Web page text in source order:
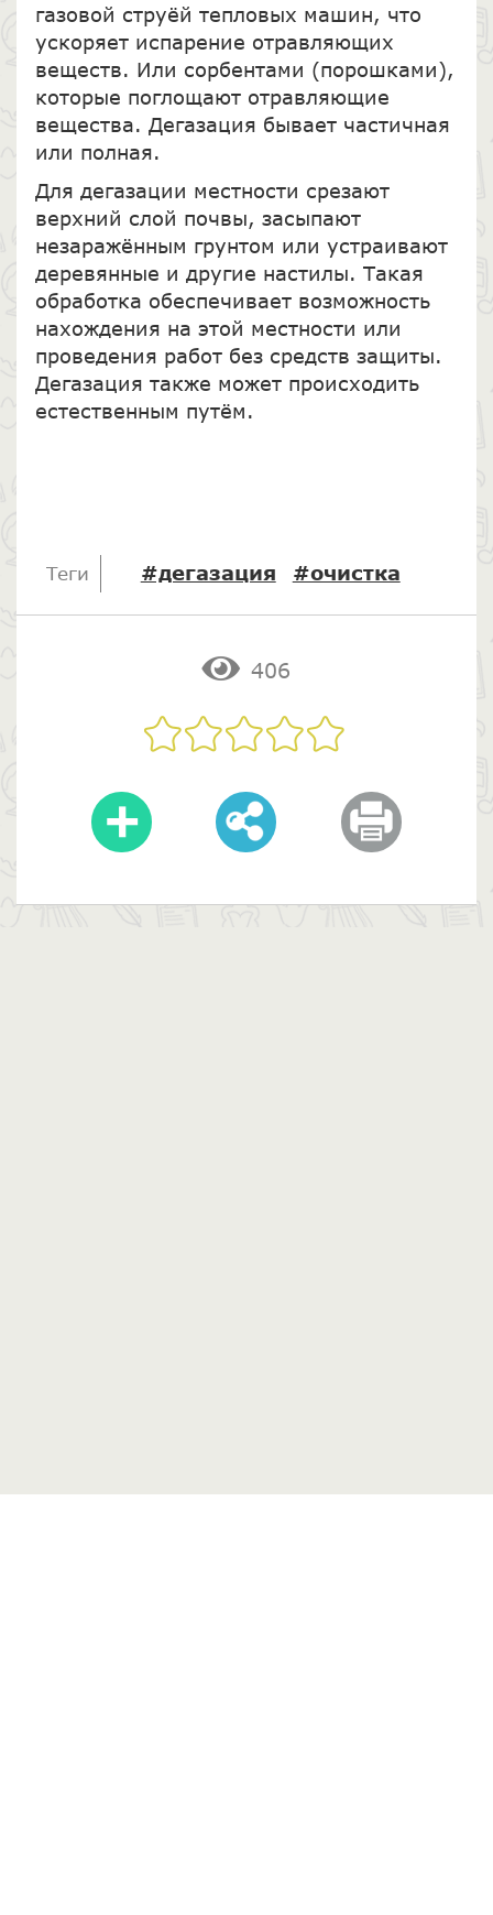
газовой струёй тепловых машин, что
ускоряет испарение отравляющих
веществ. Или сорбентами (порошками),
которые поглощают отравляющие
вещества. Дегазация бывает частичная
или полная.
Для дегазации местности срезают
верхний слой почвы, засыпают
незаражённым грунтом или устраивают
деревянные и другие настилы. Такая
обработка обеспечивает возможность
нахождения на этой местности или
проведения работ без средств защиты.
Дегазация также может происходить
естественным путём.
Теги #дегазация #очистка
406